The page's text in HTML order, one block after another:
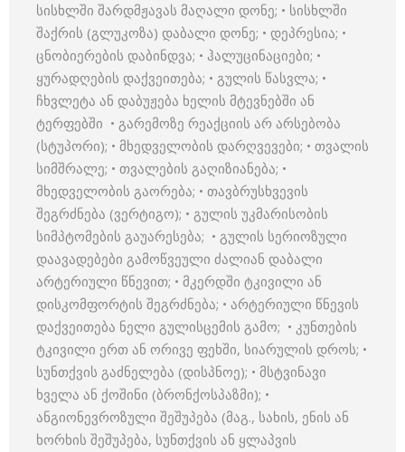
სისხლში შარდმჟავას მაღალი დონე; • სისხლში
შაქრის (გლუკოზა) დაბალი დონე; • დეპრესია; •
ცნობიერების დაბინდვა; • ჰალუცინაციები; •
ყურადღების დაქვეითება; • გულის წასვლა; •
ჩხვლეტა ან დაბუჟება ხელის მტევნებში ან
ტერფებში • გარემოზე რეაქციის არ არსებობა
(სტუპორი); • მხედველობის დარღვევები; • თვალის
სიმშრალე; • თვალების გაღიზიანება; •
მხედველობის გაორება; • თავბრუსხვევის
შეგრძნება (ვერტიგო); • გულის უკმარისობის
სიმპტომების გაუარესება; • გულის სერიოზული
დაავადებები გამოწვეული ძალიან დაბალი
არტერიული წნევით; • მკერდში ტკივილი ან
დისკომფორტის შეგრძნება; • არტერიული წნევის
დაქვეითება ნელი გულისცემის გამო; • კუნთების
ტკივილი ერთ ან ორივე ფეხში, სიარულის დროს; •
სუნთქვის გაძნელება (დისპნოე); • მსტვინავი
ხველა ან ქოშინი (ბრონქოსპაზმი); •
ანგიონევროზული შეშუპება (მაგ., სახის, ენის ან
ხორხის შეშუპება, სუნთქვის ან ყლაპვის